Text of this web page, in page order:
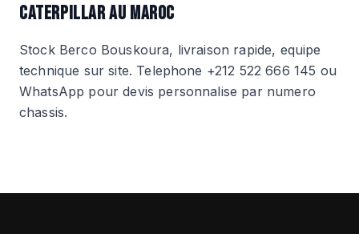
CATERPILLAR AU MAROC
Stock Berco Bouskoura, livraison rapide, equipe
technique sur site. Telephone +212 522 666 145 ou
WhatsApp pour devis personnalise par numero
chassis.